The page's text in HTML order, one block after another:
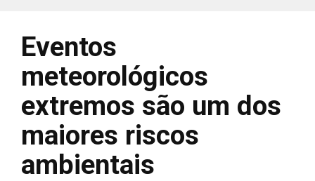
Eventos
meteorológicos
extremos são um dos
maiores riscos
ambientais